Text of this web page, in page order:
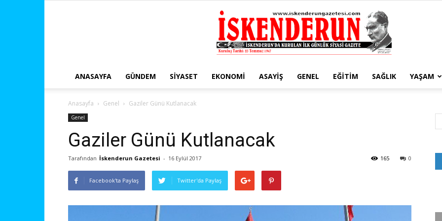
ANASAYFA GÜNDEM SIYASET EKONOMI ASAYIŞ GENEL EĞITIM SAĞLIK YAŞAM
Anasayfa Genel Gaziler Günü Kutlanacak
Genel
Gaziler Günü Kutlanacak
Tarafından İskenderun Gazetesi - 16 Eylül 2017 0
165
Facebook'ta Paylaş Twitter'da Paylaş